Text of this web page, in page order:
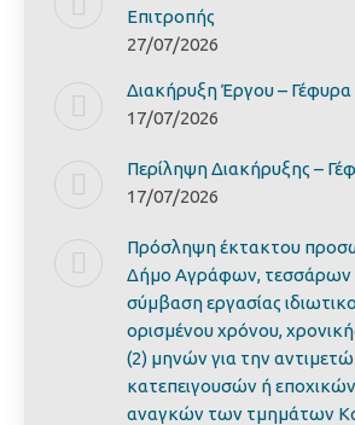
Επιτροπής
27/07/2026
Διακήρυξη Έργoυ –
17/07/2026
Περίληψη Διακήρυξης –
17/07/2026
Πρόσληψη έκτακτου
Δήμο Αγράφων, τεσσάρων
σύμβαση εργασίας
ορισμένου χρόνου,
(2) μηνών για την
κατεπειγουσών ή
αναγκών των τμημάτων